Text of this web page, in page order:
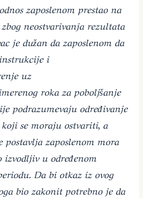
zaposlenom prestao na
neostvarivanja rezultata
je dužan da zaposlenom da
i
uz
roka za poboljšanje
podrazumevaju određivanje
se moraju ostvariti, a
postavlja zaposlenom mora
u određenom
Da bi otkaz iz ovog
bio zakonit potrebno je da